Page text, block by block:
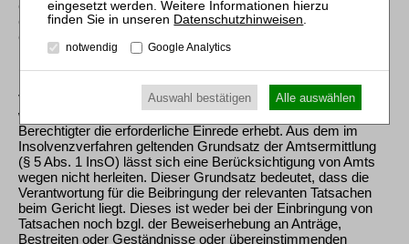
Geschäftsstelle eingesehen werden kann. Auch diese im
Gesetz selbst verankerte Einschränkung des rechtlichen
Gehörs für einzelne Gläubiger spricht gegen die Notwendigkeit
ihrer Beteiligung vor einer Festsetzung
(Haarmeyer/Wutzke/Förster, a.a.O., § 8 Rz. 1).
Die Kammer ist der Auffassung, dass der Ablauf der
Verjährungsfrist nicht von dem Insolvenzgericht von Amts
wegen berücksichtigt werden darf, wenn kein dazu
Berechtigter die erforderliche Einrede erhebt. Aus dem im
Insolvenzverfahren geltenden Grundsatz der Amtsermittlung
(§ 5 Abs. 1 InsO) lässt sich eine Berücksichtigung von Amts
wegen nicht herleiten. Dieser Grundsatz bedeutet, dass die
Verantwortung für die Beibringung der relevanten Tatsachen
beim Gericht liegt. Dieses ist weder bei der Einbringung von
Tatsachen noch bzgl. der Beweiserhebung an Anträge,
Bestreiten oder Geständnisse oder übereinstimmenden
Datenschutzhinweisen
notwendig Google Analytics
Auswahl bestätigen Alle auswählen